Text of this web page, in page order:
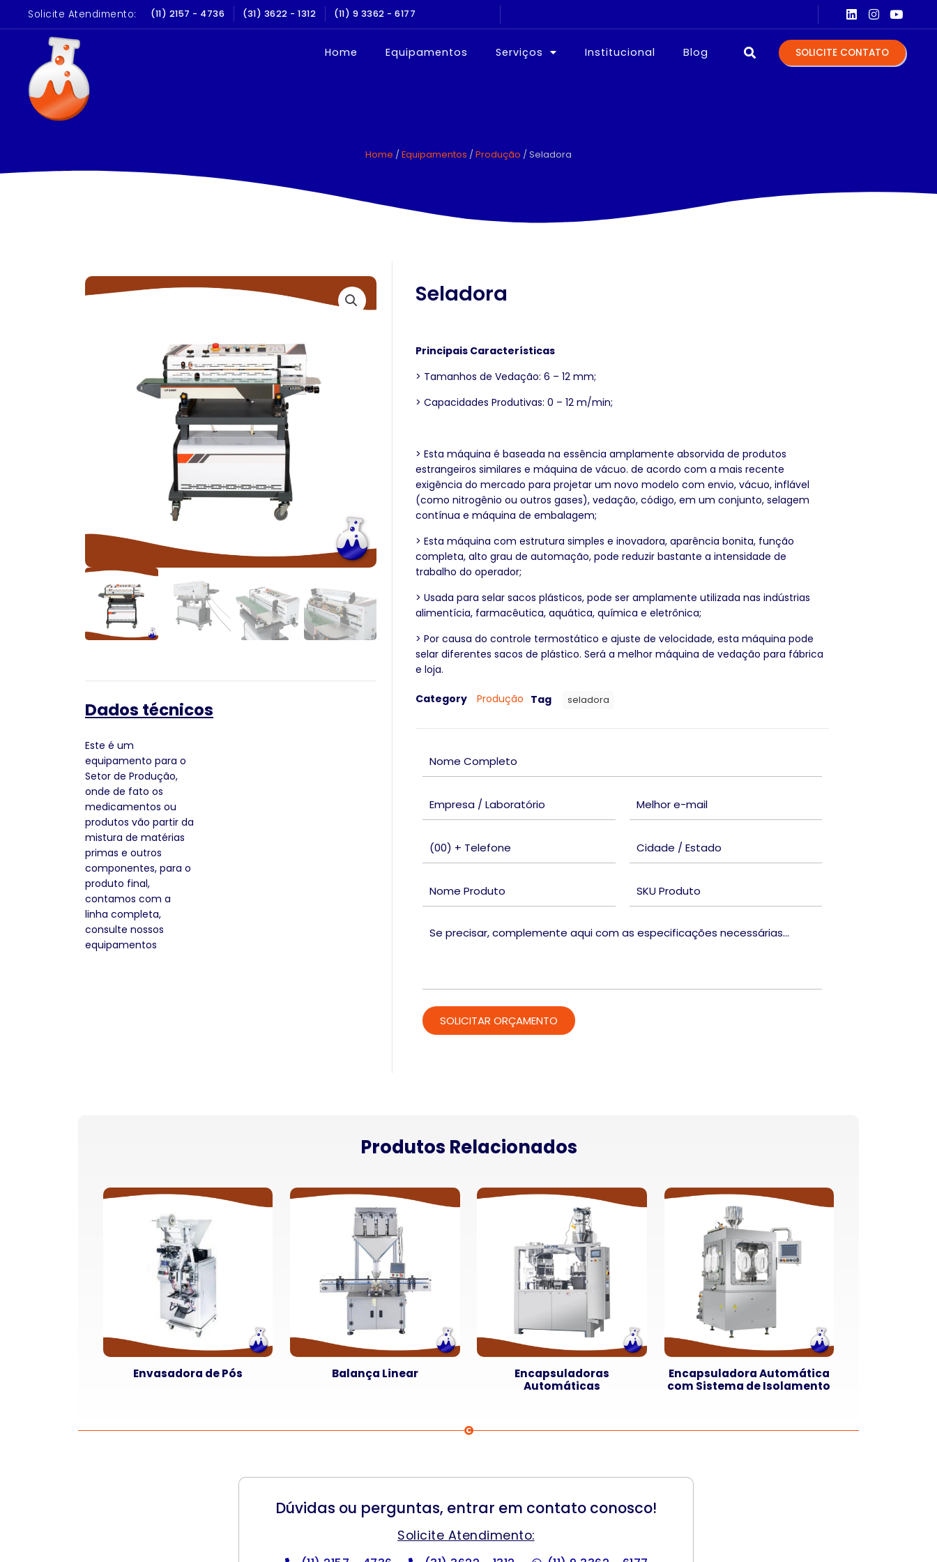
Solicite Atendimento: (11) 2157 - 4736 (31) 3622 - 1312 (11) 9 3362 - 6177
E QUALIFICAÇÃO 10 ANOS NO MERCADO
Home Equipamentos Serviços Institucional Blog SOLICITE CONTATO
Home / Equipamentos / Produção / Seladora
Dados técnicos
Este é um
equipamento para o
Setor de Produção,
onde de fato os
medicamentos ou
produtos vão partir da
mistura de matérias
primas e outros
componentes, para o
produto final,
contamos com a
linha completa,
consulte nossos
equipamentos
Seladora
Principais Características
> Tamanhos de Vedação: 6 – 12 mm;
> Capacidades Produtivas: 0 – 12 m/min;
> Esta máquina é baseada na essência amplamente absorvida de produtos
estrangeiros similares e máquina de vácuo. de acordo com a mais recente
exigência do mercado para projetar um novo modelo com envio, vácuo, inflável
(como nitrogênio ou outros gases), vedação, código, em um conjunto, selagem
contínua e máquina de embalagem;
> Esta máquina com estrutura simples e inovadora, aparência bonita, função
completa, alto grau de automação, pode reduzir bastante a intensidade de
trabalho do operador;
> Usada para selar sacos plásticos, pode ser amplamente utilizada nas indústrias
alimentícia, farmacêutica, aquática, química e eletrônica;
> Por causa do controle termostático e ajuste de velocidade, esta máquina pode
selar diferentes sacos de plástico. Será a melhor máquina de vedação para fábrica
e loja.
Category Produção Tag seladora
Produtos Relacionados
Envasadora de Pós Balança Linear
Encapsuladoras
Automáticas
Encapsuladora Automática
com Sistema de Isolamento
Dúvidas ou perguntas, entrar em contato conosco!
Solicite Atendimento: